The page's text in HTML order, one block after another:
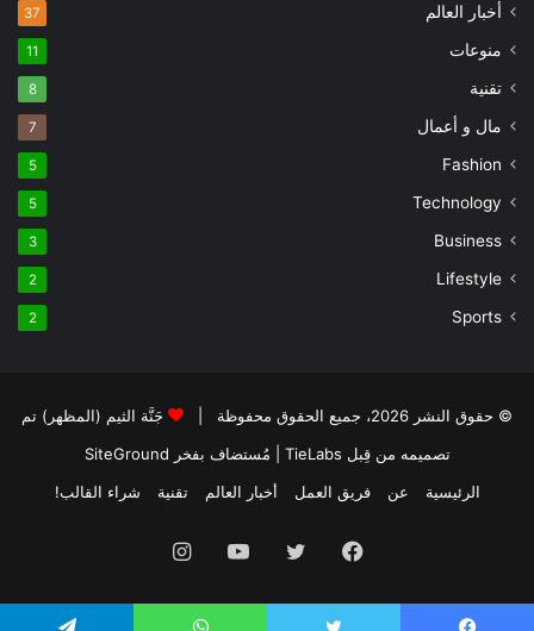
أخبار العالم 37
منوعات 11
تقنية 8
مال و أعمال 7
Fashion
5
Technology
5
Business
3
Lifestyle
2
Sports
2
© حقوق النشر 2026، جميع الحقوق محفوظة |
جَنَّة الثيم (المظهر) تم
تصميمه من قِبل TieLabs
| مُستضاف بفخر SiteGround
الرئيسية
عن فريق العمل أخبار العالم تقنية شراء القالب!
فيسبوك تويتر يوتيوب